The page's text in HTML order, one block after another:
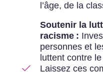
l’âge, de la
Soutenir la
racisme :
personnes et
luttent contre
Laissez ces